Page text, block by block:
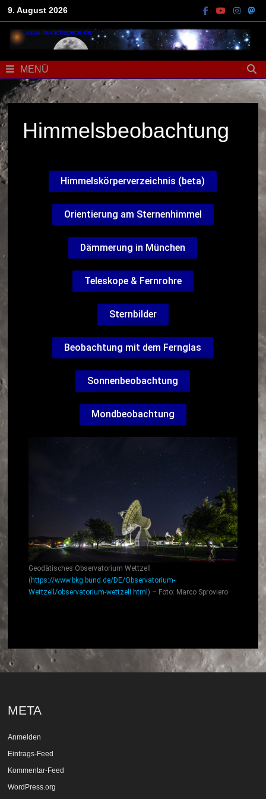
9. August 2026
MENÜ
Himmelsbeobachtung
Himmelskörperverzeichnis (beta)
Orientierung am Sternenhimmel
Dämmerung in München
Teleskope & Fernrohre
Sternbilder
Beobachtung mit dem Fernglas
Sonnenbeobachtung
Mondbeobachtung
Geodätisches Observatorium Wettzell
(https://www.bkg.bund.de/DE/Observatorium-
Wettzell/observatorium-wettzell.html) – Foto: Marco Sproviero
META
Anmelden
Eintrags-Feed
Kommentar-Feed
WordPress.org